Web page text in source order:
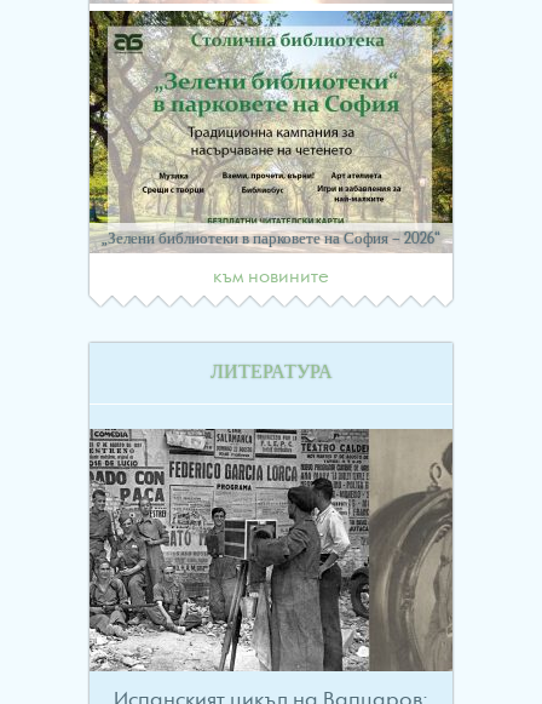
„Зелени библиотеки в парковете на София – 2026“
към новините
ЛИТЕРАТУРА